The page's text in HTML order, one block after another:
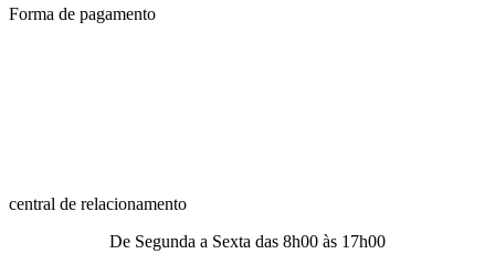
Forma de pagamento
central de relacionamento
De Segunda a Sexta das 8h00 às 17h00